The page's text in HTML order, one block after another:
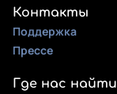
Контакты
Поддержка
Прессе
Где нас найти